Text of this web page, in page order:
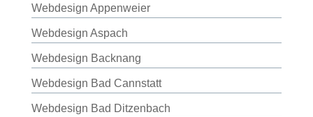
Webdesign Appenweier
Webdesign Aspach
Webdesign Backnang
Webdesign Bad Cannstatt
Webdesign Bad Ditzenbach